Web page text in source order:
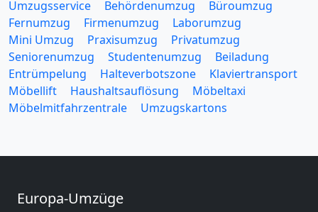
Umzugsservice Behördenumzug
Büroumzug
Fernumzug
Firmenumzug
Laborumzug
Mini Umzug
Praxisumzug
Privatumzug
Seniorenumzug
Studentenumzug
Beiladung
Entrümpelung
Halteverbotszone
Klaviertransport
Möbellift
Haushaltsauflösung
Möbeltaxi
Möbelmitfahrzentrale
Umzugskartons
Europa-Umzüge